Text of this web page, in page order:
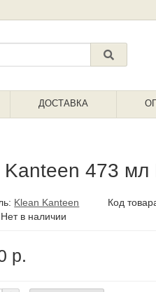
ДОСТАВКА
473 мл
Klean Kanteen Код
в наличии
р.